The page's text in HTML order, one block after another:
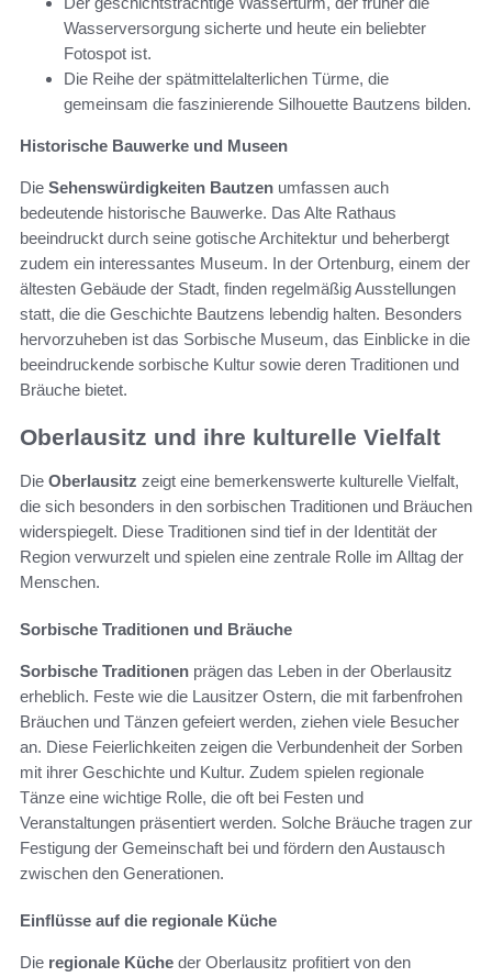
Wasserversorgung sicherte und heute ein beliebter
Fotospot ist.
Die Reihe der spätmittelalterlichen Türme, die
gemeinsam die faszinierende Silhouette Bautzens bilden.
Historische Bauwerke und Museen
Die Sehenswürdigkeiten Bautzen umfassen auch
bedeutende historische Bauwerke. Das Alte Rathaus
beeindruckt durch seine gotische Architektur und beherbergt
zudem ein interessantes Museum. In der Ortenburg, einem der
ältesten Gebäude der Stadt, finden regelmäßig Ausstellungen
statt, die die Geschichte Bautzens lebendig halten. Besonders
hervorzuheben ist das Sorbische Museum, das Einblicke in die
beeindruckende sorbische Kultur sowie deren Traditionen und
Bräuche bietet.
Oberlausitz und ihre kulturelle Vielfalt
Die Oberlausitz zeigt eine bemerkenswerte kulturelle Vielfalt,
die sich besonders in den sorbischen Traditionen und Bräuchen
widerspiegelt. Diese Traditionen sind tief in der Identität der
Region verwurzelt und spielen eine zentrale Rolle im Alltag der
Menschen.
Sorbische Traditionen und Bräuche
Sorbische Traditionen prägen das Leben in der Oberlausitz
erheblich. Feste wie die Lausitzer Ostern, die mit farbenfrohen
Bräuchen und Tänzen gefeiert werden, ziehen viele Besucher
an. Diese Feierlichkeiten zeigen die Verbundenheit der Sorben
mit ihrer Geschichte und Kultur. Zudem spielen regionale
Tänze eine wichtige Rolle, die oft bei Festen und
Veranstaltungen präsentiert werden. Solche Bräuche tragen zur
Festigung der Gemeinschaft bei und fördern den Austausch
zwischen den Generationen.
Einflüsse auf die regionale Küche
Die regionale Küche der Oberlausitz profitiert von den